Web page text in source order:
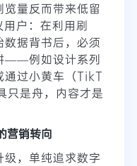
量反而带来低留
户：在利用刷
据背书后，必须
——例如设计系列
通过小黄车（TikT
只是舟，内容才是
营销转向
，单纯追求数字